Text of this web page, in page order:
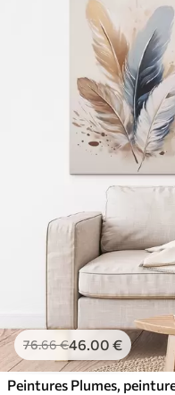
76.66€46.00 €
Peintures Plumes,